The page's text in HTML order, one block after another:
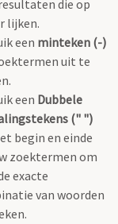
die op
lijken.
een minteken (-)
uit te
een Dubbele
(" ")
begin en einde
zoektermen om
exacte
van woorden